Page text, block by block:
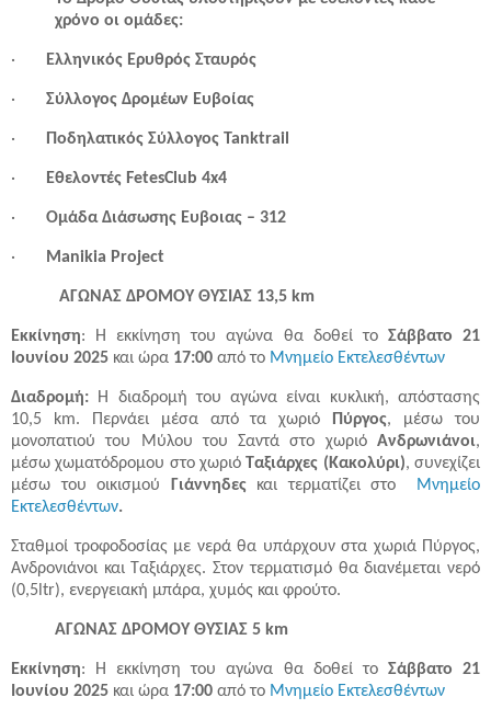
χρόνο οι ομάδες:
· Ελληνικός Ερυθρός Σταυρός
· Σύλλογος Δρομέων Ευβοίας
· Ποδηλατικός Σύλλογος Tanktrail
· Εθελοντές FetesClub 4x4
· Ομάδα Διάσωσης Ευβοιας – 312
· Manikia Project
ΑΓΩΝΑΣ ΔΡΟΜΟΥ ΘΥΣΙΑΣ 13,5 km
Εκκίνηση: Η εκκίνηση του αγώνα θα δοθεί το Σάββατο 21
Ιουνίου 2025 και ώρα 17:00 από το Μνημείο Εκτελεσθέντων
Διαδρομή: Η διαδρομή του αγώνα είναι κυκλική, απόστασης
10,5 km. Περνάει μέσα από τα χωριό Πύργος, μέσω του
μονοπατιού του Μύλου του Σαντά στο χωριό Ανδρωνιάνοι,
μέσω χωματόδρομου στο χωριόΤαξιάρχες (Κακολύρι), συνεχίζει
μέσω του οικισμού Γιάννηδεςκαι τερματίζει στο Μνημείο
Εκτελεσθέντων.
Σταθμοί τροφοδοσίας με νερά θα υπάρχουν στα χωριά Πύργος,
Ανδρονιάνοι και Ταξιάρχες. Στον τερματισμό θα διανέμεται νερό
(0,5ltr), ενεργειακή μπάρα, χυμός και φρούτο.
ΑΓΩΝΑΣ ΔΡΟΜΟΥ ΘΥΣΙΑΣ 5 km
Εκκίνηση: Η εκκίνηση του αγώνα θα δοθεί το Σάββατο 21
Ιουνίου 2025 και ώρα 17:00 από το Μνημείο Εκτελεσθέντων